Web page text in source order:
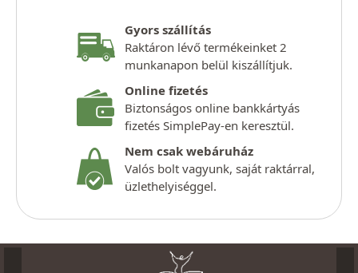
Gyors szállítás
Raktáron lévő termékeinket 2
munkanapon belül kiszállítjuk.
Online fizetés
Biztonságos online bankkártyás
fizetés SimplePay-en keresztül.
Nem csak webáruház
Valós bolt vagyunk, saját raktárral,
üzlethelyiséggel.